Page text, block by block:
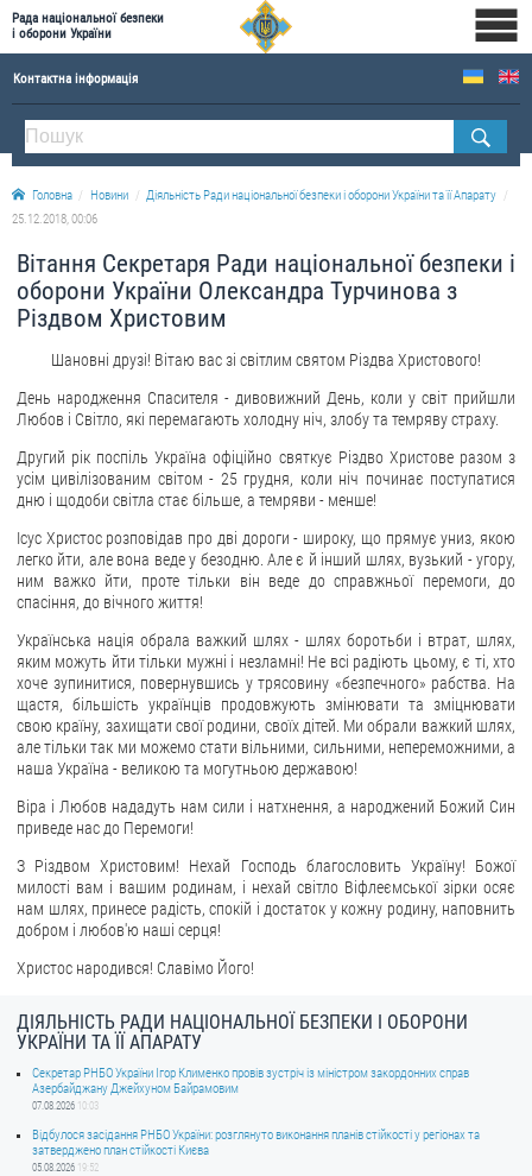
Рада національної безпеки
і оборони України
Контактна інформація
ПРО РНБОУ
Склад Ради національної безпеки і оборони України
Апарат Ради національної безпеки і оборони України
Історична довідка про діяльність Ради національної безпеки і оборони України
ОФІЦІЙНІ ДОКУМЕНТИ
Новини
Drone Deals
Фотогалерея
ЗВЕРНЕННЯ ГРОМАДЯН
Електронне звернення
ДОСТУП ДО ПУБЛІЧНОЇ ІНФОРМАЦІЇ
Організація доступу до публічної інформації
Облік публічної інформації
Публічні закупівлі
Внутрішній аудит
ДЕРЖАВНИЙ РЕЄСТР САНКЦІЙ
Головна Новини
Діяльність Ради національної безпеки і оборони України та її Апарату
25.12.2018, 00:06
Вітання Секретаря Ради національної безпеки і
оборони України Олександра Турчинова з
Різдвом Христовим
Шановні друзі! Вітаю вас зі світлим святом Різдва Христового!
День народження Спасителя - дивовижний День, коли у світ прийшли
Любов і Світло, які перемагають холодну ніч, злобу та темряву страху.
Другий рік поспіль Україна офіційно святкує Різдво Христове разом з
усім цивілізованим світом - 25 грудня, коли ніч починає поступатися
дню і щодоби світла стає більше, а темряви - менше!
Ісус Христос розповідав про дві дороги - широку, що прямує униз, якою
легко йти, але вона веде у безодню. Але є й інший шлях, вузький - угору,
ним важко йти, проте тільки він веде до справжньої перемоги, до
спасіння, до вічного життя!
Українська нація обрала важкий шлях - шлях боротьби і втрат, шлях,
яким можуть йти тільки мужні і незламні! Не всі радіють цьому, є ті, хто
хоче зупинитися, повернувшись у трясовину «безпечного» рабства. На
щастя, більшість українців продовжують змінювати та зміцнювати
свою країну, захищати свої родини, своїх дітей. Ми обрали важкий шлях,
але тільки так ми можемо стати вільними, сильними, непереможними, а
наша Україна - великою та могутньою державою!
Віра і Любов нададуть нам сили і натхнення, а народжений Божий Син
приведе нас до Перемоги!
З Різдвом Христовим! Нехай Господь благословить Україну! Божої
милості вам і вашим родинам, і нехай світло Віфлеємської зірки осяє
нам шлях, принесе радість, спокій і достаток у кожну родину, наповнить
добром і любов'ю наші серця!
Христос народився! Славімо Його!
ДІЯЛЬНІСТЬ РАДИ НАЦІОНАЛЬНОЇ БЕЗПЕКИ І ОБОРОНИ
УКРАЇНИ ТА ЇЇ АПАРАТУ
Секретар РНБО України Ігор Клименко провів зустріч із міністром закордонних справ
Азербайджану Джейхуном Байрамовим
07.08.2026 10:03
Відбулося засідання РНБО України: розглянуто виконання планів стійкості у регіонах та
затверджено план стійкості Києва
05.08.2026 19:52